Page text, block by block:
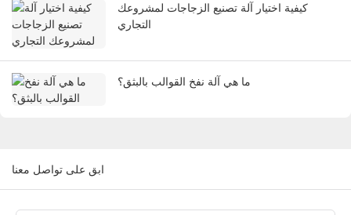
كيفية اختيار آلة تصنيع الزجاجات لمشروعك
التجاري
ما هي آلة نفخ القوالب بالبثق؟
ابق على تواصل معنا